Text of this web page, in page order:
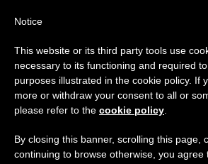
الرسولي حول استعمال
بمسؤولية وأخلاق
Notice
This website or its third party tools use
necessary to its functioning and required
purposes illustrated in the cookie policy. If
more or withdraw your consent to all or
please refer to the cookie policy
By closing this banner, scrolling this page,
continuing to browse otherwise, you agree